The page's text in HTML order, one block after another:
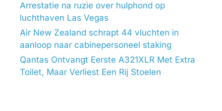
Arrestatie na ruzie over hulphond op
luchthaven Las Vegas
Air New Zealand schrapt 44 vluchten in
aanloop naar cabinepersoneel staking
Qantas Ontvangt Eerste A321XLR Met Extra
Toilet, Maar Verliest Een Rij Stoelen